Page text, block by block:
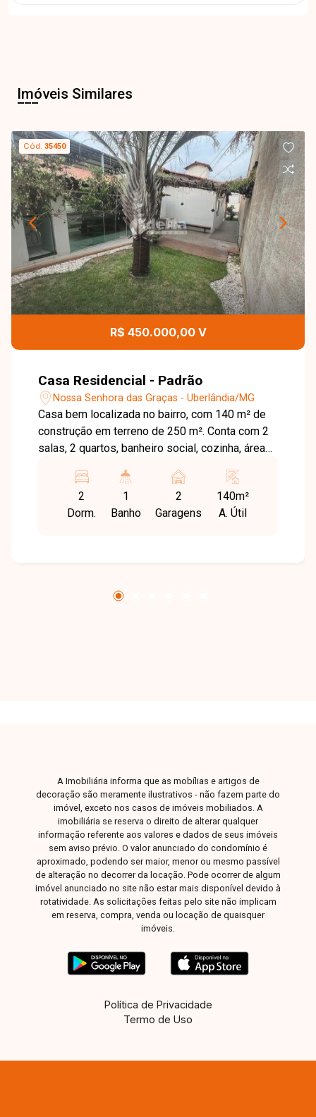
Imóveis Similares
Cód.35450
R$ 450.000,00 V
Casa Residencial - Padrão
Nossa Senhora das Graças - Uberlândia/MG
Casa bem localizada no bairro, com 140 m² de
construção em terreno de 250 m². Conta com 2
salas, 2 quartos, banheiro social, cozinha, área
2 carros. Imóvel repleto de armários planejados.
2
Dorm.
1
Banho
2
Garagens
140m²
A. Útil
A Imobiliária informa que as mobílias e artigos de
decoração são meramente ilustrativos - não fazem parte do
imóvel, exceto nos casos de imóveis mobiliados. A
imobiliária se reserva o direito de alterar qualquer
informação referente aos valores e dados de seus imóveis
sem aviso prévio. O valor anunciado do condomínio é
aproximado, podendo ser maior, menor ou mesmo passível
de alteração no decorrer da locação. Pode ocorrer de algum
imóvel anunciado no site não estar mais disponível devido à
rotatividade. As solicitações feitas pelo site não implicam
em reserva, compra, venda ou locação de quaisquer
imóveis.
Política de Privacidade
Termo de Uso